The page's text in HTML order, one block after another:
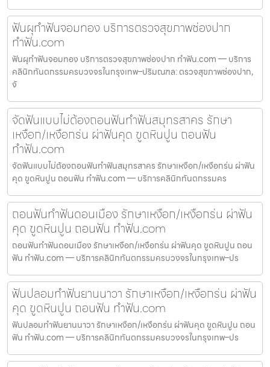
ฟันผุทำฟันจอมทอง บริการตรวจสุขภาพช่องปาก
ทำฟัน.com
ฟันผุทำฟันจอมทอง บริการตรวจสุขภาพช่องปาก ทำฟัน.com — บริการ
คลินิกทันตกรรมครบวงจรในกรุงเทพ–ปริมณฑล: ตรวจสุขภาพช่องปาก,
จั
จัดฟันแบบไม่ต้องถอนฟันทำฟันสมุทรสาคร รักษา
เหงือก/เหงือกร่น ผ่าฟันคุด ขูดหินปูน ถอนฟัน
ทำฟัน.com
จัดฟันแบบไม่ต้องถอนฟันทำฟันสมุทรสาคร รักษาเหงือก/เหงือกร่น ผ่าฟัน
คุด ขูดหินปูน ถอนฟัน ทำฟัน.com — บริการคลินิกทันตกรรมคร
ถอนฟันทำฟันดอนเมือง รักษาเหงือก/เหงือกร่น ผ่าฟัน
คุด ขูดหินปูน ถอนฟัน ทำฟัน.com
ถอนฟันทำฟันดอนเมือง รักษาเหงือก/เหงือกร่น ผ่าฟันคุด ขูดหินปูน ถอน
ฟัน ทำฟัน.com — บริการคลินิกทันตกรรมครบวงจรในกรุงเทพ–ปร
ฟันปลอมทำฟันยานนาวา รักษาเหงือก/เหงือกร่น ผ่าฟัน
คุด ขูดหินปูน ถอนฟัน ทำฟัน.com
ฟันปลอมทำฟันยานนาวา รักษาเหงือก/เหงือกร่น ผ่าฟันคุด ขูดหินปูน ถอน
ฟัน ทำฟัน.com — บริการคลินิกทันตกรรมครบวงจรในกรุงเทพ–ปร